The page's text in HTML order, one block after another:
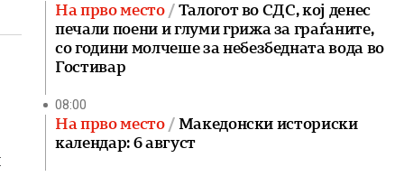
На прво место
Талогот во СДС, кој денес
печали поени и глуми грижа за граѓаните,
со години молчеше за небезбедната вода во
Гостивар
08:00
На прво место
Македонски историски
календар: 6 август